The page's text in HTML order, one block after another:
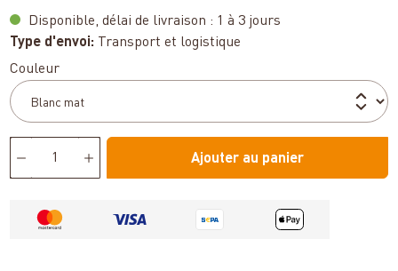
Disponible, délai de livraison : 1 à 3 jours
Type d'envoi: Transport et logistique
Sélectionnez
Couleur
Ajouter au panier